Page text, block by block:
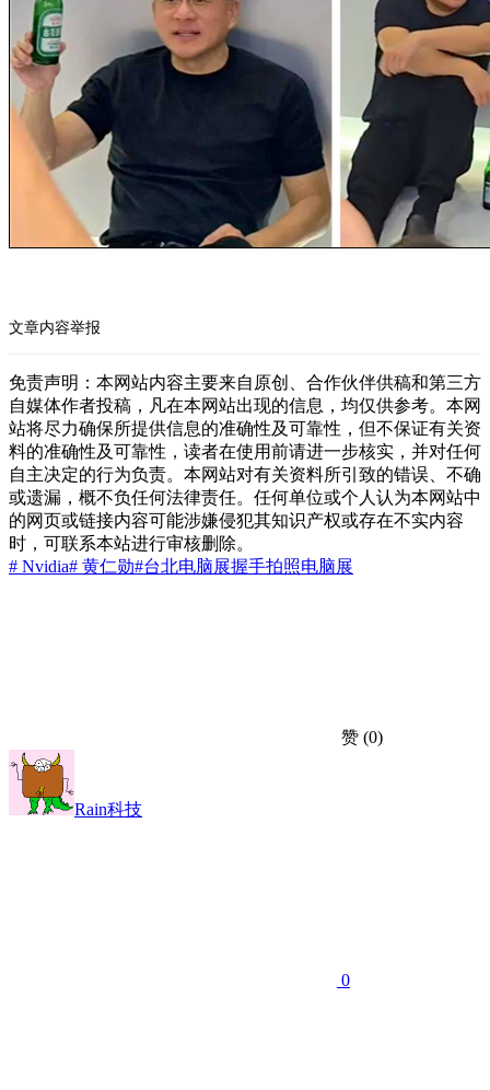
文章内容举报
免责声明：本网站内容主要来自原创、合作伙伴供稿和第三方
自媒体作者投稿，凡在本网站出现的信息，均仅供参考。本网
站将尽力确保所提供信息的准确性及可靠性，但不保证有关资
料的准确性及可靠性，读者在使用前请进一步核实，并对任何
自主决定的行为负责。本网站对有关资料所引致的错误、不确
或遗漏，概不负任何法律责任。任何单位或个人认为本网站中
的网页或链接内容可能涉嫌侵犯其知识产权或存在不实内容
时，可联系本站进行审核删除。
# Nvidia# 黄仁勋#台北电脑展握手拍照电脑展
赞 (0)
Rain科技
0